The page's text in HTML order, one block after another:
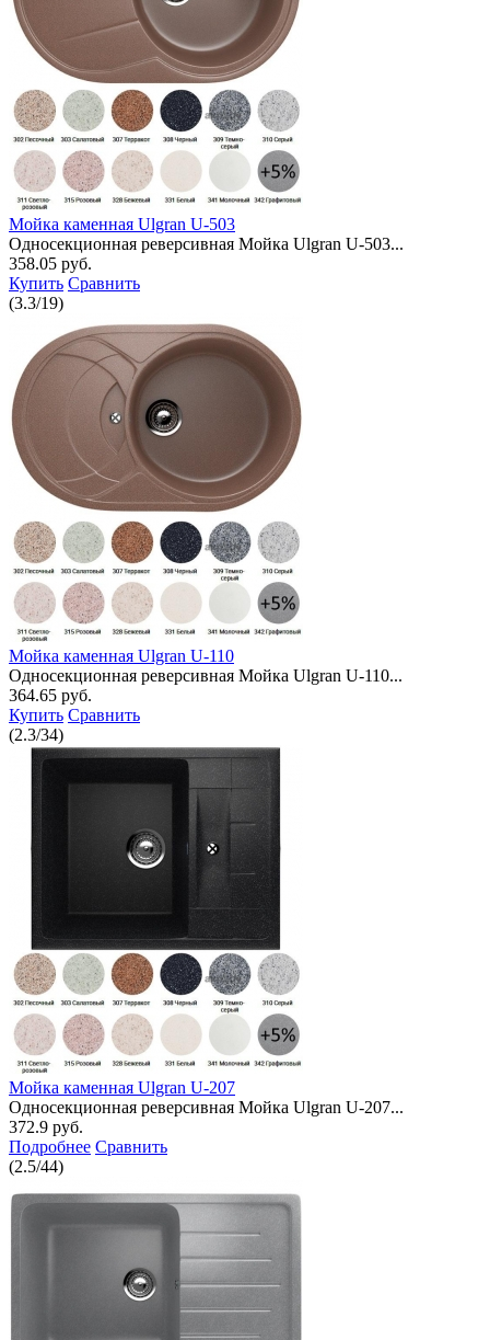
Мойка каменная Ulgran U-503
Односекционная реверсивная Мойка Ulgran U-503...
358.05 руб.
Купить Сравнить
(3.3/19)
Мойка каменная Ulgran U-110
Односекционная реверсивная Мойка Ulgran U-110...
364.65 руб.
Купить Сравнить
(2.3/34)
Мойка каменная Ulgran U-207
Односекционная реверсивная Мойка Ulgran U-207...
372.9 руб.
Подробнее Сравнить
(2.5/44)